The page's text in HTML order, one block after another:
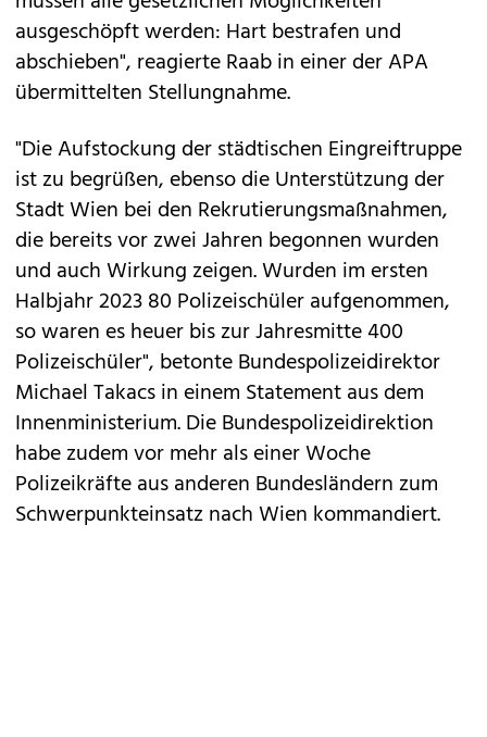
ausgeschöpft werden: Hart bestrafen und
abschieben", reagierte Raab in einer der APA
übermittelten Stellungnahme.
"Die Aufstockung der städtischen Eingreiftruppe
ist zu begrüßen, ebenso die Unterstützung der
Stadt Wien bei den Rekrutierungsmaßnahmen,
die bereits vor zwei Jahren begonnen wurden
und auch Wirkung zeigen. Wurden im ersten
Halbjahr 2023 80 Polizeischüler aufgenommen,
so waren es heuer bis zur Jahresmitte 400
Polizeischüler", betonte Bundespolizeidirektor
Michael Takacs in einem Statement aus dem
Innenministerium. Die Bundespolizeidirektion
habe zudem vor mehr als einer Woche
Polizeikräfte aus anderen Bundesländern zum
Schwerpunkteinsatz nach Wien kommandiert.